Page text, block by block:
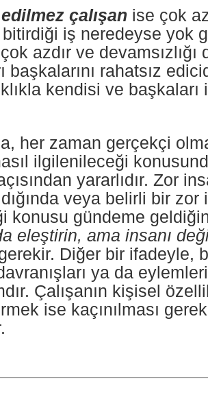
çalışan ise çok
bitirdiği iş neredeyse yok
azdır ve devamsızlığı
başkalarını rahatsız
kendisi ve
her zaman gerçekçi
ilgilenileceği
yararlıdır. Zor
veya belirli bir zor
konusu gündeme
eleştirin, ama insanı
Diğer bir ifadeyle,
ya da
Çalışanın kişisel
ise kaçınılması